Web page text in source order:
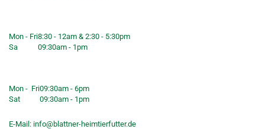
Mon - Fri8:30 - 12am & 2:30 - 5:30pm
Sa
09:30am - 1pm
Mon - Fri09:30am - 6pm
Sat
09:30am - 1pm
E-Mail: info@blattner-heimtierfutter.de